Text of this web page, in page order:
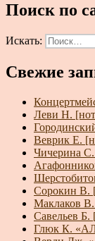
Поиск по
Искать:
Свежие
Леви Н.
Веврик Е.
Чичерина
Сорокин В.
Маклаков
Савельев Б.
Глюк К.